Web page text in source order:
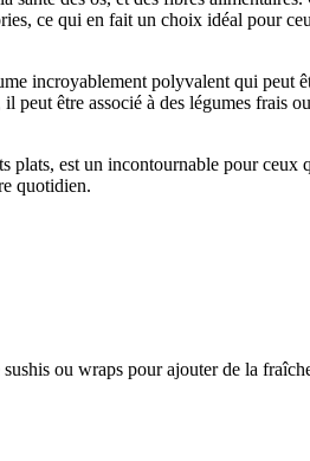
ce qui en fait un choix idéal pour
incroyablement polyvalent qui peut
peut être associé à des légumes frais
plats, est un incontournable pour
quotidien.
ou wraps pour ajouter de la